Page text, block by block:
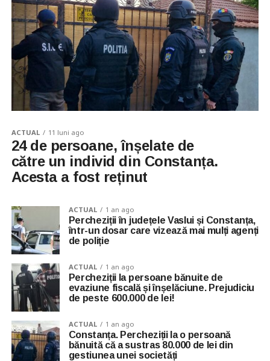
ACTUAL 11 luni ago
24 de persoane, înșelate de
către un individ din Constanța.
Acesta a fost reținut
ACTUAL 1 an ago
Percheziții în județele Vaslui și Constanța,
într-un dosar care vizează mai mulți agenți
de poliție
ACTUAL 1 an ago
Percheziții la persoane bănuite de
evaziune fiscală și înșelăciune. Prejudiciu
de peste 600.000 de lei!
ACTUAL 1 an ago
Constanța. Percheziții la o persoană
bănuită că a sustras 80.000 de lei din
gestiunea unei societăți